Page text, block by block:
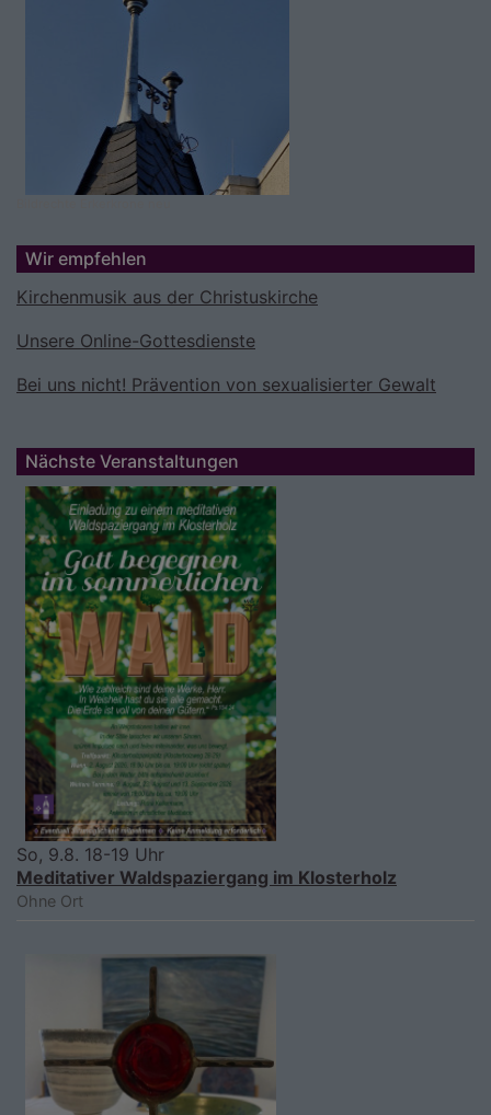
Wir empfehlen
Kirchenmusik aus der Christuskirche
Unsere Online-Gottesdienste
Bei uns nicht! Prävention von sexualisierter Gewalt
Nächste Veranstaltungen
So, 9.8. 18-19 Uhr
Meditativer Waldspaziergang im Klosterholz
Ohne Ort